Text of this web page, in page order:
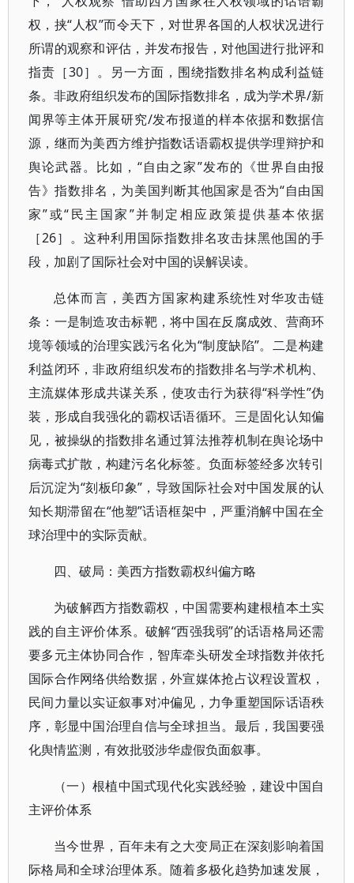
权，挟“人权”而令天下，对世界各国的人权状况进行
所谓的观察和评估，并发布报告，对他国进行批评和
指责［30］。另一方面，围绕指数排名构成利益链
条。非政府组织发布的国际指数排名，成为学术界/新
闻界等主体开展研究/发布报道的样本依据和数据信
源，继而为美西方维护指数话语霸权提供学理辩护和
舆论武器。比如，“自由之家”发布的《世界自由报
告》指数排名，为美国判断其他国家是否为“自由国
家”或“民主国家”并制定相应政策提供基本依据
［26］。这种利用国际指数排名攻击抹黑他国的手
段，加剧了国际社会对中国的误解误读。
总体而言，美西方国家构建系统性对华攻击链
条：一是制造攻击标靶，将中国在反腐成效、营商环
境等领域的治理实践污名化为“制度缺陷”。二是构建
利益闭环，非政府组织发布的指数排名与学术机构、
主流媒体形成共谋关系，使攻击行为获得“科学性”伪
装，形成自我强化的霸权话语循环。三是固化认知偏
见，被操纵的指数排名通过算法推荐机制在舆论场中
病毒式扩散，构建污名化标签。负面标签经多次转引
后沉淀为“刻板印象”，导致国际社会对中国发展的认
知长期滞留在“他塑”话语框架中，严重消解中国在全
球治理中的实际贡献。
四、破局：美西方指数霸权纠偏方略
为破解西方指数霸权，中国需要构建根植本土实
践的自主评价体系。破解“西强我弱”的话语格局还需
要多元主体协同合作，智库牵头研发全球指数并依托
国际合作网络供给数据，外宣媒体抢占议程设置权，
民间力量以实证叙事对冲偏见，力争重塑国际话语秩
序，彰显中国治理自信与全球担当。最后，我国要强
化舆情监测，有效批驳涉华虚假负面叙事。
（一）根植中国式现代化实践经验，建设中国自
主评价体系
当今世界，百年未有之大变局正在深刻影响着国
际格局和全球治理体系。随着多极化趋势加速发展，